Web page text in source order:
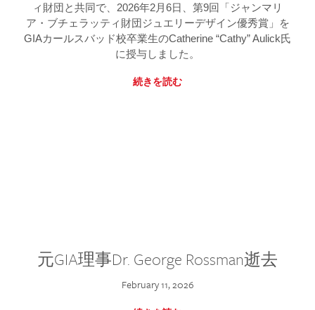
ィ財団と共同で、2026年2月6日、第9回「ジャンマリ
ア・ブチェラッティ財団ジュエリーデザイン優秀賞」を
GIAカールスバッド校卒業生のCatherine “Cathy” Aulick氏
に授与しました。
続きを読む
元GIA理事Dr. George Rossman逝去
February 11, 2026